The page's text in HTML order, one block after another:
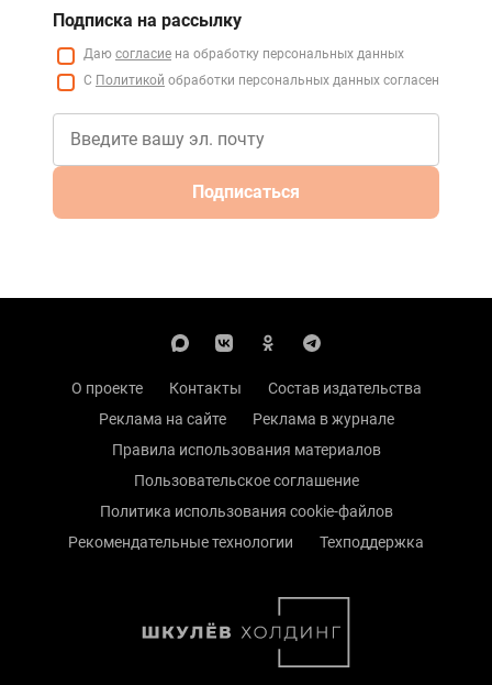
Подписка на рассылку
Даю согласие на обработку персональных данных
С Политикой обработки персональных данных согласен
Подписаться
О проекте Контакты
Состав издательства
Реклама на сайте
Реклама в журнале
Правила использования материалов
Пользовательское соглашение
Политика использования cookie-файлов
Рекомендательные технологии
Техподдержка